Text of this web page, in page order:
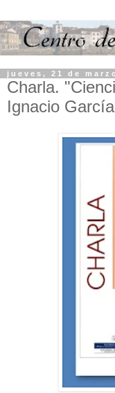
jueves, 21 de
Charla.
Ignacio García